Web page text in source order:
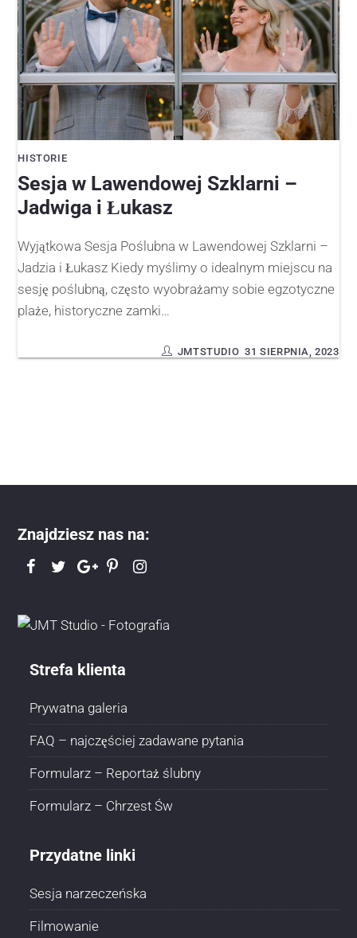
HISTORIE
Sesja w Lawendowej Szklarni –
Jadwiga i Łukasz
Wyjątkowa Sesja Poślubna w Lawendowej Szklarni –
Jadzia i Łukasz Kiedy myślimy o idealnym miejscu na
sesję poślubną, często wyobrażamy sobie egzotyczne
plaże, historyczne zamki…
31 SIERPNIA, 2023
JMTSTUDIO
Znajdziesz nas na:
Strefa klienta
Prywatna galeria
FAQ – najczęściej zadawane pytania
Formularz – Reportaż ślubny
Formularz – Chrzest Św
Przydatne linki
Sesja narzeczeńska
Filmowanie